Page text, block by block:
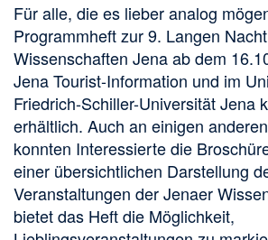
Für alle, die es lieber analog
Programmheft zur 9. Langen
Wissenschaften Jena ab dem
Jena Tourist-Information und im
Friedrich-Schiller-Universität Jena
erhältlich. Auch an einigen
konnten Interessierte die
einer übersichtlichen Darstellung
Veranstaltungen der Jenaer
bietet das Heft die Möglichkeit,